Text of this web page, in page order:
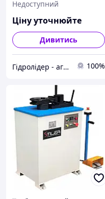
Недоступний
Ціну уточнюйте
Дивитись
Гідролідер - агротехніка, промислове та будівельне обладнання 100%